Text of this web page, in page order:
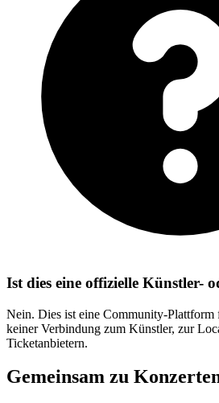
Ist dies eine offizielle Künstler-
Nein. Dies ist eine Community-Plattform
keiner Verbindung zum Künstler, zur
Ticketanbietern.
Gemeinsam zu